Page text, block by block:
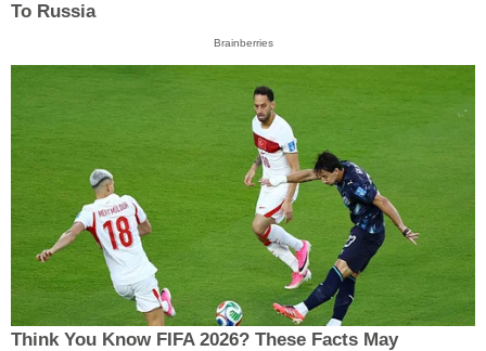
To Russia
Brainberries
Think You Know FIFA 2026? These Facts May